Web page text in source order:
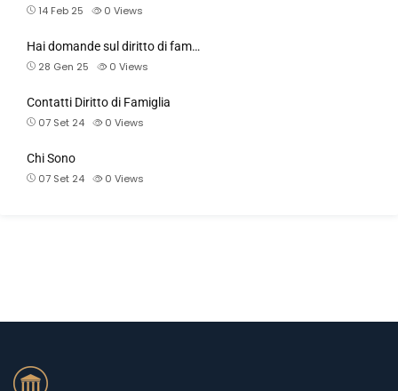
14 Feb 25
0 Views
Hai domande sul diritto di fam…
28 Gen 25
0 Views
Contatti Diritto di Famiglia
07 Set 24
0 Views
Chi Sono
07 Set 24
0 Views